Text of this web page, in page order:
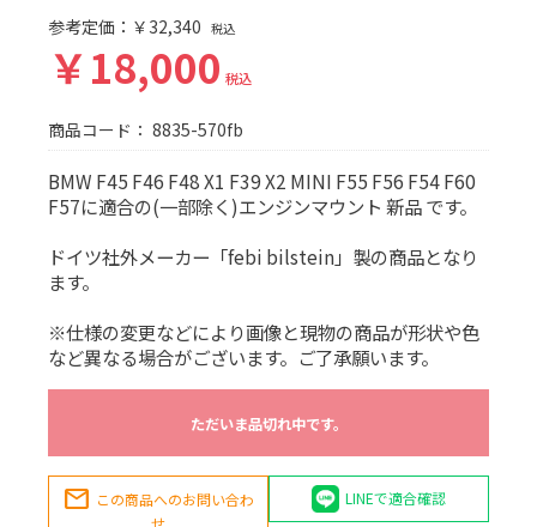
参考定価：￥32,340 税込
￥18,000 税込
商品コード： 8835-570fb
BMW F45 F46 F48 X1 F39 X2 MINI F55 F56 F54 F60
F57に適合の(一部除く)エンジンマウント 新品 です。
ドイツ社外メーカー「febi bilstein」製の商品となり
ます。
※仕様の変更などにより画像と現物の商品が形状や色
など異なる場合がございます。ご了承願います。
ただいま品切れ中です。
mail この商品へのお問い合わ
せ
LINEで適合確認